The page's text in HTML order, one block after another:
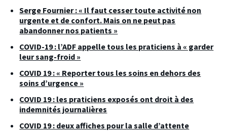
Serge Fournier : « Il faut cesser toute activité non
urgente et de confort. Mais on ne peut pas
abandonner nos patients »
COVID-19 : l’ADF appelle tous les praticiens à « garder
leur sang-froid »
COVID 19 : « Reporter tous les soins en dehors des
soins d’urgence »
COVID 19 : les praticiens exposés ont droit à des
indemnités journalières
COVID 19 : deux affiches pour la salle d’attente